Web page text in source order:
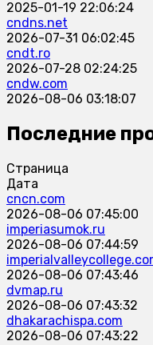
2025-01-19 22:06:24
cndns.net
2026-07-31 06:02:45
cndt.ro
2026-07-28 02:24:25
cndw.com
2026-08-06 03:18:07
Последние
Страница
Дата
cncn.com
2026-08-06 07:45:00
imperiasumok.ru
2026-08-06 07:44:59
2026-08-06 07:43:46
dvmap.ru
2026-08-06 07:43:32
dhakarachispa.com
2026-08-06 07:43:22